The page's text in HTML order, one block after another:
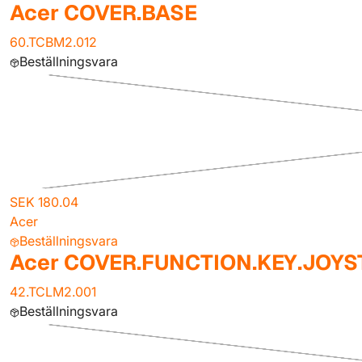
Acer COVER.BASE
60.TCBM2.012
Beställningsvara
SEK 180.04
Acer
Beställningsvara
Acer
42.TCLM2.001
Beställningsvara